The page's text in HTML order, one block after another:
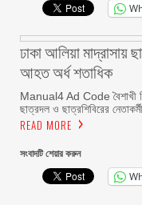
ঢাকা আলিয়া মাদ্রাসায়
আহত অর্ধ শতাধিক
Manual4 Ad Code বৈশাখী
ছাত্রদল ও ছাত্রশিবিরের
READ MORE
সংবাদটি শেয়ার করুন